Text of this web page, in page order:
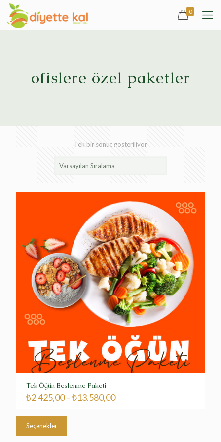
0
ofislere özel paketler
Tek bir sonuç gösteriliyor
Tek Öğün Beslenme Paketi
₺2.425,00–₺13.580,00
Seçenekler